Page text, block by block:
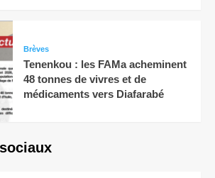
Brèves
Tenenkou : les FAMa acheminent
48 tonnes de vivres et de
médicaments vers Diafarabé